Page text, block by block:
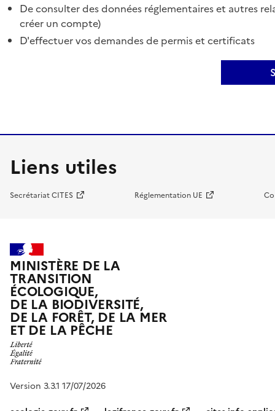
De consulter des données réglementaires et autres
créer un compte)
D'effectuer vos demandes de permis et certificats
Liens utiles
Secrétariat CITES Réglementation UE
MINISTÈRE DE LA
TRANSITION
ÉCOLOGIQUE,
DE LA BIODIVERSITÉ,
DE LA FORÊT, DE LA MER
ET DE LA PÊCHE
Version 3.3.1 17/07/2026